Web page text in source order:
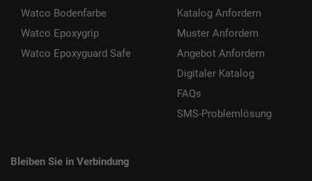
Watco Bodenfarbe
Watco Epoxygrip
Watco Epoxyguard Safe
Katalog Anfordern
Muster Anfordern
Angebot Anfordern
Digitaler Katalog
FAQs
SMS-Problemlösung
Bleiben Sie in Verbindung